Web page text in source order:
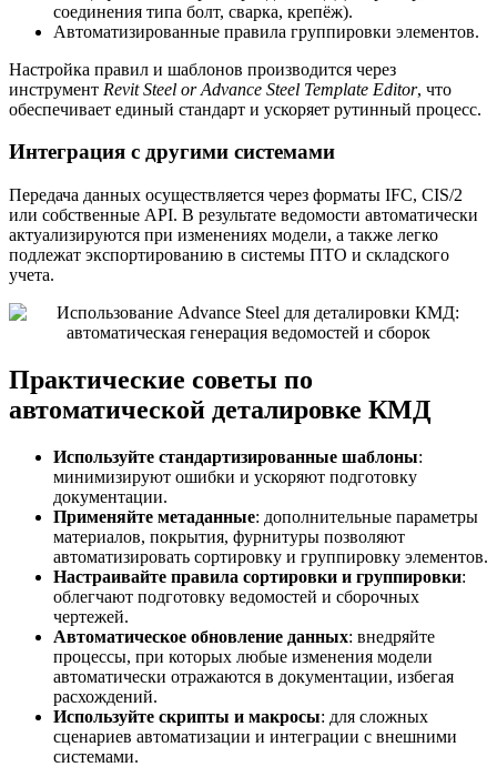
соединения типа болт, сварка, крепёж).
Автоматизированные правила группировки элементов.
Настройка правил и шаблонов производится через
инструмент Revit Steel or Advance Steel Template Editor, что
обеспечивает единый стандарт и ускоряет рутинный процесс.
Интеграция с другими системами
Передача данных осуществляется через форматы IFC, CIS/2
или собственные API. В результате ведомости автоматически
актуализируются при изменениях модели, а также легко
подлежат экспортированию в системы ПТО и складского
учета.
Практические советы по
автоматической деталировке КМД
Используйте стандартизированные шаблоны:
минимизируют ошибки и ускоряют подготовку
документации.
Применяйте метаданные: дополнительные параметры
материалов, покрытия, фурнитуры позволяют
автоматизировать сортировку и группировку элементов.
Настраивайте правила сортировки и группировки:
облегчают подготовку ведомостей и сборочных
чертежей.
Автоматическое обновление данных: внедряйте
процессы, при которых любые изменения модели
автоматически отражаются в документации, избегая
расхождений.
Используйте скрипты и макросы: для сложных
сценариев автоматизации и интеграции с внешними
системами.